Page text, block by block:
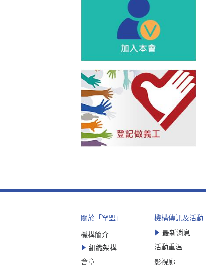
關於「罕盟」
機構簡介
組織架構
會章
機構傳訊及活動
最新消息
活動重温
影視廊